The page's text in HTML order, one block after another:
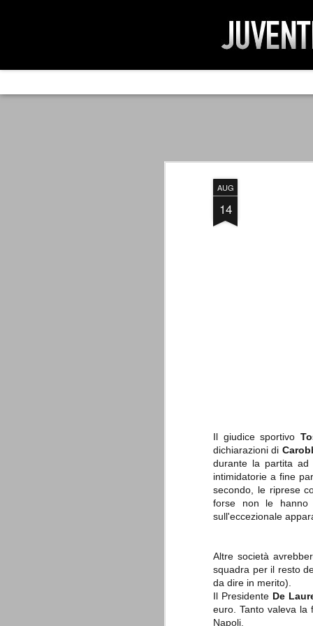
AUG
14
Il giudice sportivo
dichiarazioni di
durante la partita ad
intimidatorie a fine
secondo, le riprese
forse non le hanno
sull'eccezionale
Altre società
squadra per il resto
da dire in merito).
Il Presidente De
euro. Tanto valeva la
Napoli.
Ed infatti, per chi ricorda le convulse
davvero impresa impossibile quella di
erano abbattuti sulla Juventus.
relativi criteri di compilazione),
7 (alcuni dei quali utilizzati poco o
che sono italiani invece solo 2 dei 10
Roma - Juventus 2-1
La Juventus rimedia una sonora